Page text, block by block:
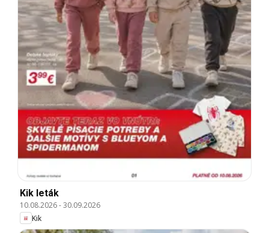
Kik leták
10.08.2026-30.09.2026
Kik